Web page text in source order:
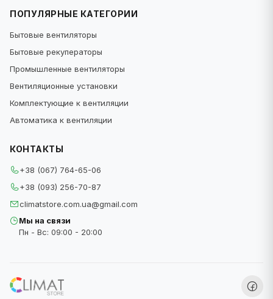
ПОПУЛЯРНЫЕ КАТЕГОРИИ
Бытовые вентиляторы
Бытовые рекуператоры
Промышленные вентиляторы
Вентиляционные установки
Комплектующие к вентиляции
Автоматика к вентиляции
КОНТАКТЫ
+38 (067) 764-65-06
+38 (093) 256-70-87
climatstore.com.ua@gmail.com
Мы на связи
Пн - Вс: 09:00 - 20:00